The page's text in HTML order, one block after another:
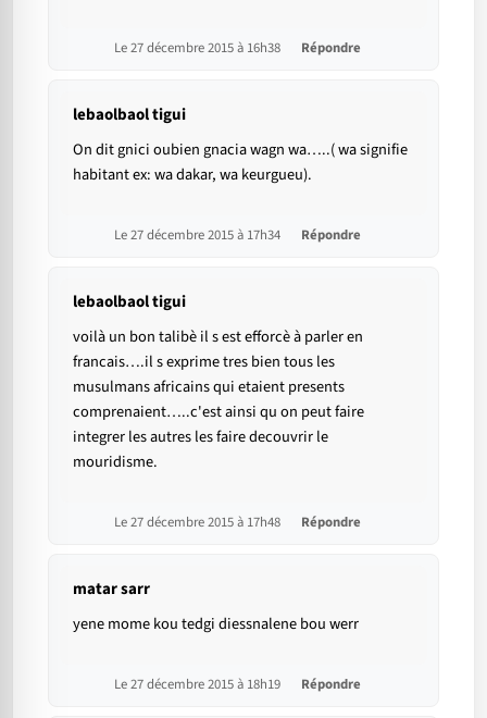
Le 27 décembre 2015 à 16h38 Répondre
lebaolbaol tigui
On dit gnici oubien gnacia wagn wa…..( wa signifie
habitant ex: wa dakar, wa keurgueu).
Le 27 décembre 2015 à 17h34 Répondre
lebaolbaol tigui
voilà un bon talibè il s est efforcè à parler en
francais….il s exprime tres bien tous les
musulmans africains qui etaient presents
comprenaient…..c'est ainsi qu on peut faire
integrer les autres les faire decouvrir le
mouridisme.
Le 27 décembre 2015 à 17h48 Répondre
matar sarr
yene mome kou tedgi diessnalene bou werr
Le 27 décembre 2015 à 18h19 Répondre